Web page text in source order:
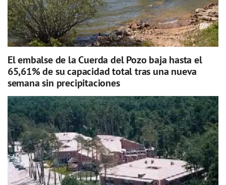
El embalse de la Cuerda del Pozo baja hasta el
65,61% de su capacidad total tras una nueva
semana sin precipitaciones